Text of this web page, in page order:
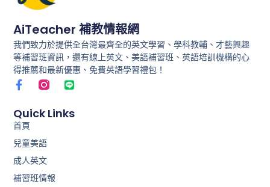
AiTeacher 補教情報網
我們致力於提供全台灣最齊全的英文學習、學科教輔、才藝興趣
等補習班資訊，還有線上英文、美語補習班、英語培訓機構的心
得推薦和最新優惠、免費英語學習禮包！
F
a
e
b
o
o
k
-
f
L
i
e
Quick Links
首頁
兒童美語
成人英文
補習班情報